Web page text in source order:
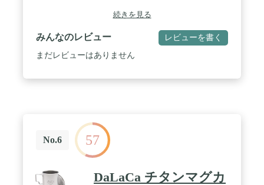
続きを見る
みんなのレビュー レビューを書く
まだレビューはありません
No.6 57
DaLaCa チタンマグカ